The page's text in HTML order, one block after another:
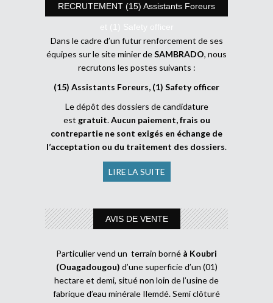
RECRUTEMENT (15) Assistants Foreurs
et (1) Safety officer
Dans le cadre d’un futur renforcement de ses
équipes sur le site minier deSAMBRADO, nous
recrutons les postes suivants :
(15) Assistants Foreurs, (1) Safety officer
Le dépôt des dossiers de candidature
est gratuit.Aucun paiement, frais ou
contrepartie ne sont exigés en échange de
l’acceptation ou du traitement des dossiers.
LIRE LA SUITE
AVIS DE VENTE
Particulier vend un terrain borné à Koubri
(Ouagadougou) d’une superficie d’un (01)
hectare et demi, situé non loin de l’usine de
fabrique d’eau minérale Ilemdé. Semi clôturé